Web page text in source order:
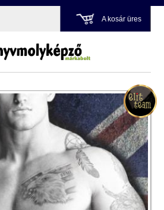
A kosár üres